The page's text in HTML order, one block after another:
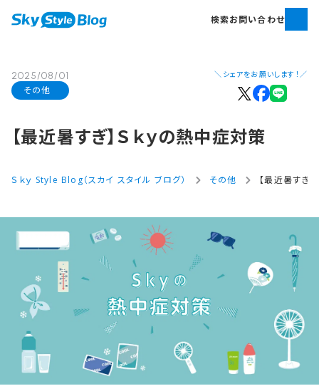
検索お問い合わせ
その他
2025/08/01 ＼シェアをお願いします！／
【最近​暑すぎ】Ｓｋｙの​熱中症対策
Ｓｋｙ Style Blog（スカイ スタイル ブログ） その他 【最近暑すぎ